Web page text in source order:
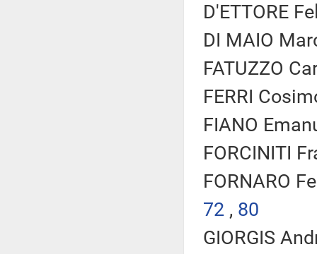
D'ETTORE
DI MAIO
FATUZZO
FERRI
FIANO
FORCINITI
FORNARO
72 , 80
GIORGIS